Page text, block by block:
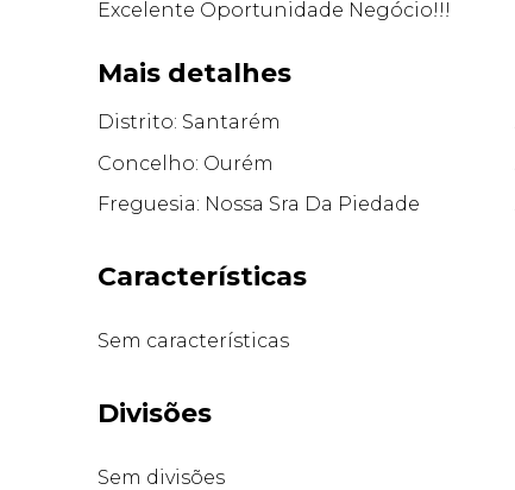
Excelente Oportunidade Negócio!!!
Mais detalhes
Distrito: Santarém
Concelho: Ourém
Freguesia: Nossa Sra Da Piedade
Características
Sem características
Divisões
Sem divisões